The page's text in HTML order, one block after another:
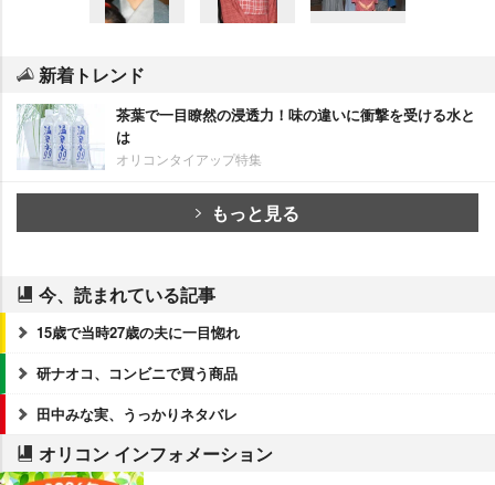
新着トレンド
茶葉で一目瞭然の浸透力！味の違いに衝撃を受ける水と
は
オリコンタイアップ特集
もっと見る
今、読まれている記事
15歳で当時27歳の夫に一目惚れ
研ナオコ、コンビニで買う商品
田中みな実、うっかりネタバレ
オリコン インフォメーション